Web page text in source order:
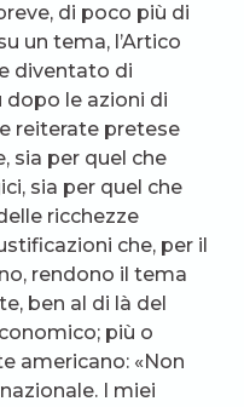
di poco più di
un tema, l’Artico
diventato di
le azioni di
reiterate pretese
sia per quel che
sia per quel che
ricchezze
che, per il
rendono il tema
ben al di là del
più o
americano: «Non
I miei